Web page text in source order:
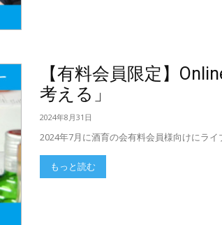
【有料会員限定】
考える」
2024年8月31日
2024年7月に酒育の会有料会員様向けにライ
もっと読む